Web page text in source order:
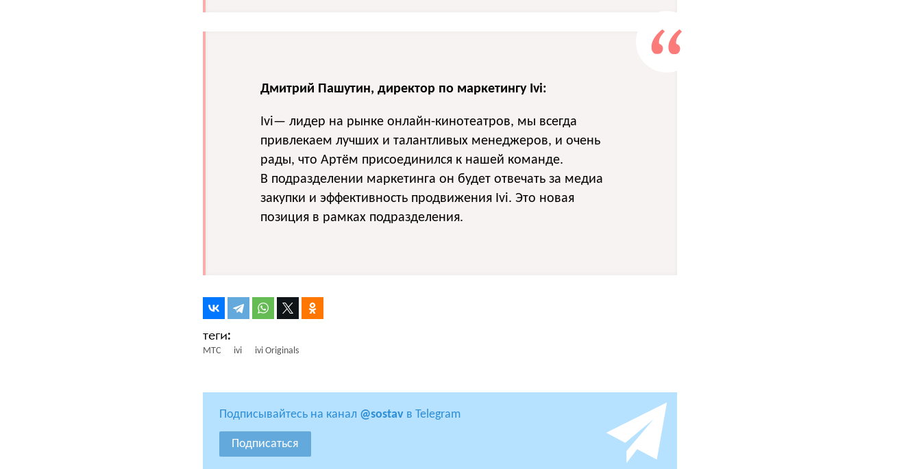
Дмитрий Пашутин, директор по маркетингу Ivi:
Ivi— лидер на рынке онлайн-кинотеатров, мы всегда
привлекаем лучших и талантливых менеджеров, и очень
рады, что Артём присоединился к нашей команде.
В подразделении маркетинга он будет отвечать за медиа
закупки и эффективность продвижения Ivi. Это новая
позиция в рамках подразделения.
МТС ivi ivi Originals
Подписывайтесь на канал @sostav в Telegram
Подписаться